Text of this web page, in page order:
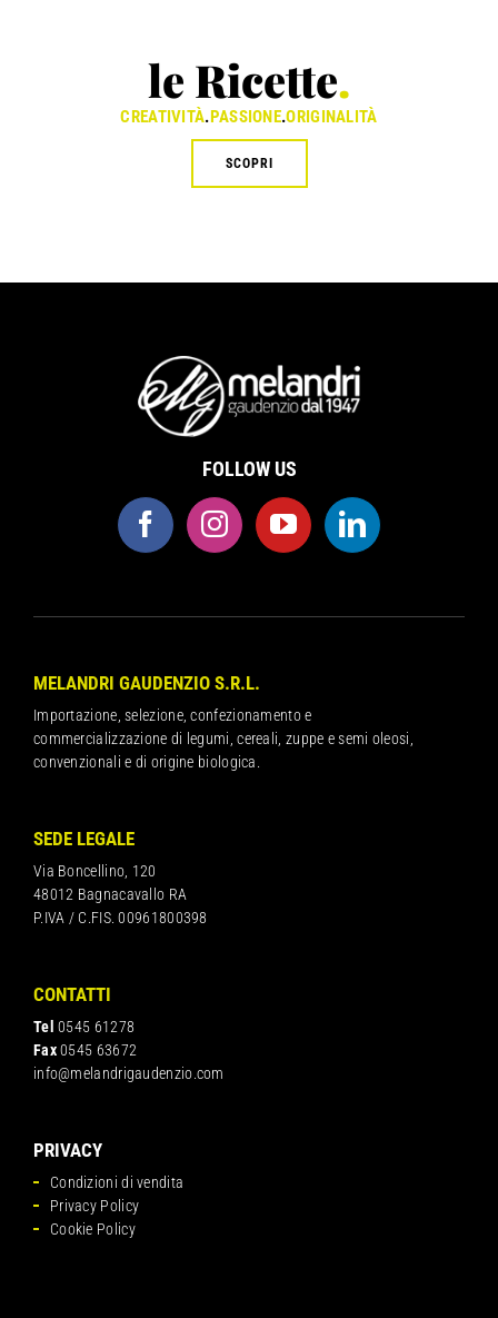
le Ricette.
CREATIVITÀ.PASSIONE.ORIGINALITÀ
SCOPRI
FOLLOW US
MELANDRI GAUDENZIO S.R.L.
Importazione, selezione, confezionamento e
commercializzazione di legumi, cereali, zuppe e semi oleosi,
convenzionali e di origine biologica.
SEDE LEGALE
Via Boncellino, 120
48012 Bagnacavallo RA
P.IVA / C.FIS. 00961800398
CONTATTI
Tel 0545 61278
Fax0545 63672
info@melandrigaudenzio.com
PRIVACY
Condizioni di vendita
Privacy Policy
Cookie Policy